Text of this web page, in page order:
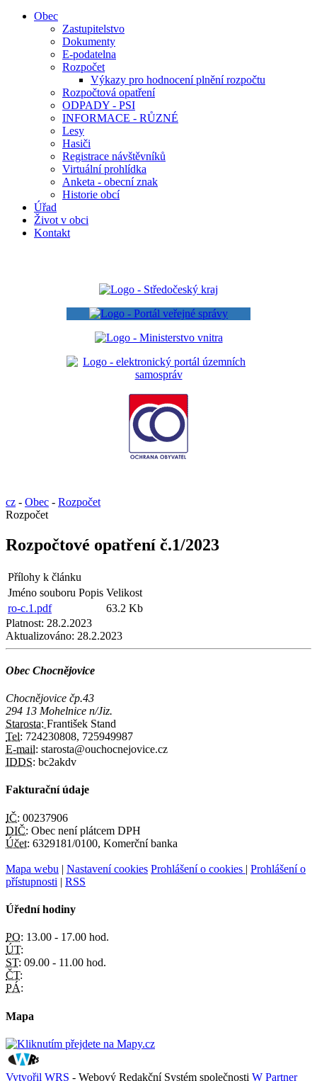
Obec
Zastupitelstvo
Dokumenty
E-podatelna
Rozpočet
Výkazy pro hodnocení plnění rozpočtu
Rozpočtová opatření
ODPADY - PSI
INFORMACE - RŮZNÉ
Lesy
Hasiči
Registrace návštěvníků
Virtuální prohlídka
Anketa - obecní znak
Historie obcí
Úřad
Život v obci
Kontakt
cz - Obec - Rozpočet
Rozpočet
Rozpočtové opatření č.1/2023
Přílohy k článku
Jméno souboru Popis Velikost
ro-c.1.pdf
63.2 Kb
Platnost: 28.2.2023
Aktualizováno: 28.2.2023
Obec Chocnějovice
Chocnějovice čp.43
294 13 Mohelnice n/Jiz.
Starosta: František Stand
Tel: 724230808, 725949987
E-mail: starosta@ouchocnejovice.cz
IDDS: bc2akdv
Fakturační údaje
IČ: 00237906
DIČ: Obec není plátcem DPH
Účet: 6329181/0100, Komerční banka
Mapa webu | Nastavení cookies Prohlášení o cookies | Prohlášení o
přístupnosti | RSS
Úřední hodiny
PO: 13.00 - 17.00 hod.
ÚT:
ST: 09.00 - 11.00 hod.
ČT:
PÁ:
Mapa
Vytvořil WRS - Webový Redakční Systém společnosti W Partner